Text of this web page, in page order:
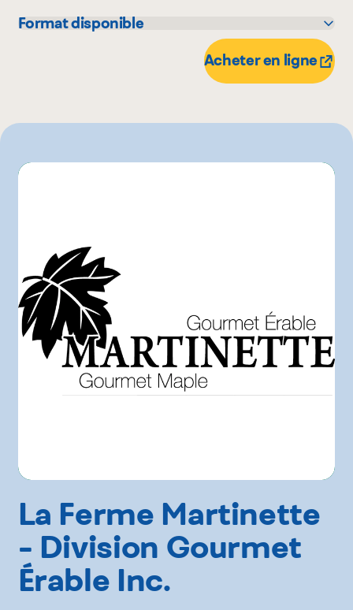
Format disponible
Acheter en ligne
La Ferme Martinette
- Division Gourmet
Érable Inc.